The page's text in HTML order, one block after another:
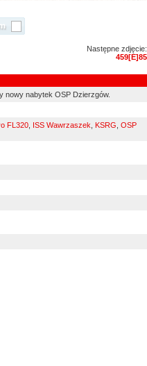
Następne zdjęcie:
459[E]85
nowy nabytek OSP Dzierzgów.
FL320 ISS Wawrzaszek KSRG OSP